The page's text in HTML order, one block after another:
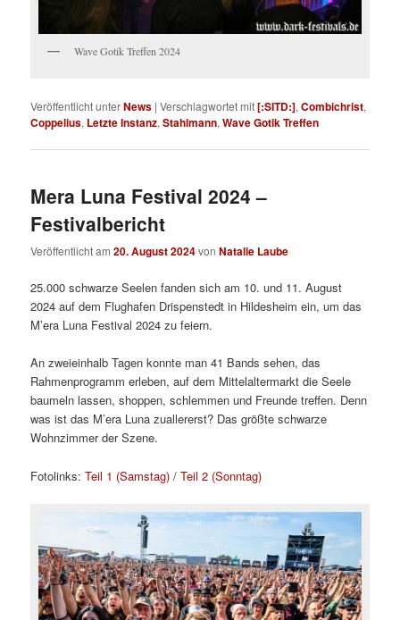
Wave Gotik Treffen 2024
Veröffentlicht unterNews |Verschlagwortet mit[:SITD:],Combichrist,
Coppelius, Letzte Instanz,Stahlmann,Wave Gotik Treffen
Mera Luna Festival 2024 –
Festivalbericht
Veröffentlicht am20. August 2024vonNatalie Laube
25.000 schwarze Seelen fanden sich am 10. und 11. August
2024 auf dem Flughafen Drispenstedt in Hildesheim ein, um das
M’era Luna Festival 2024 zu feiern.
An zweieinhalb Tagen konnte man 41 Bands sehen, das
Rahmenprogramm erleben, auf dem Mittelaltermarkt die Seele
baumeln lassen, shoppen, schlemmen und Freunde treffen. Denn
was ist das M’era Luna zuallererst? Das größte schwarze
Wohnzimmer der Szene.
Fotolinks:Teil 1 (Samstag) /Teil 2 (Sonntag)